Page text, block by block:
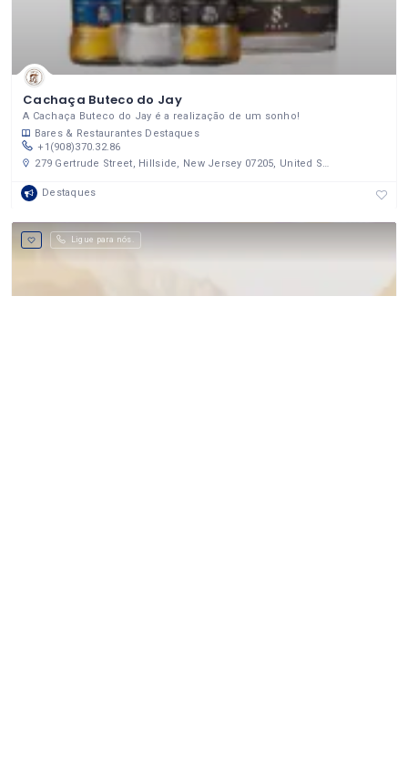
Cachaça Buteco do Jay
A Cachaça Buteco do Jay é a realização de um sonho!
Bares & Restaurantes Destaques
+1(908)370.32.86
279 Gertrude Street, Hillside, New Jersey 07205, United States
Destaques
Ligue para nós.